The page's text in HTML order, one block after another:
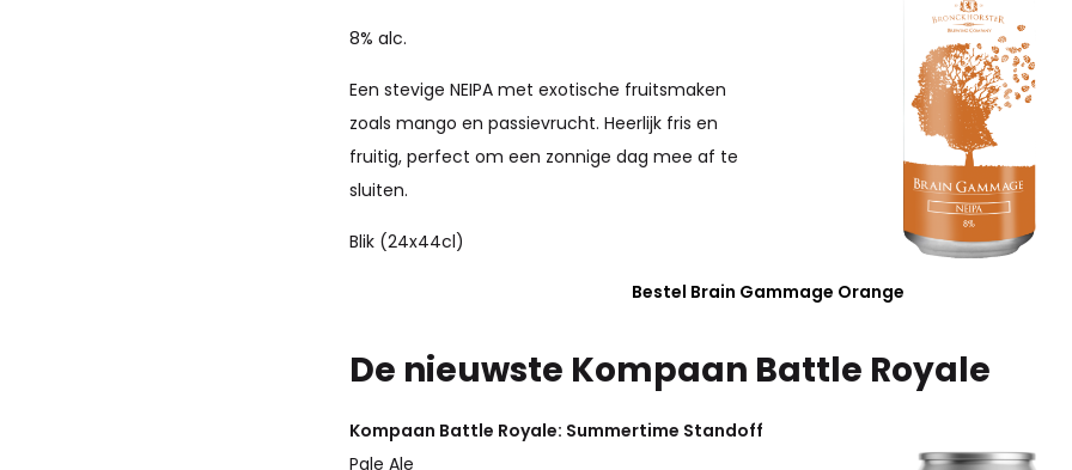
8% alc.
Een stevige NEIPA met exotische fruitsmaken
zoals mango en passievrucht. Heerlijk fris en
fruitig, perfect om een zonnige dag mee af te
sluiten.
Blik (24x44cl)
Bestel Brain Gammage Orange
De nieuwste Kompaan Battle Royale
Kompaan Battle Royale: Summertime Standoff
Pale Ale